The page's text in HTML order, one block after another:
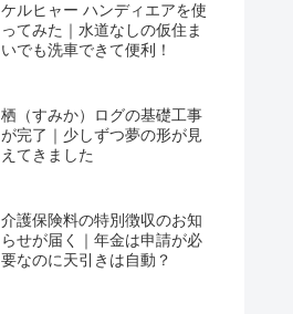
ケルヒャー ハンディエアを使
ってみた｜水道なしの仮住ま
いでも洗車できて便利！
栖（すみか）ログの基礎工事
が完了｜少しずつ夢の形が見
えてきました
介護保険料の特別徴収のお知
らせが届く｜年金は申請が必
要なのに天引きは自動？